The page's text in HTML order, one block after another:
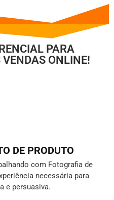
PARA
ONLINE!
DE PRODUTO
com Fotografia de
necessária para
e persuasiva.